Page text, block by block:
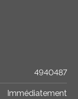
4940487
Immédiatement